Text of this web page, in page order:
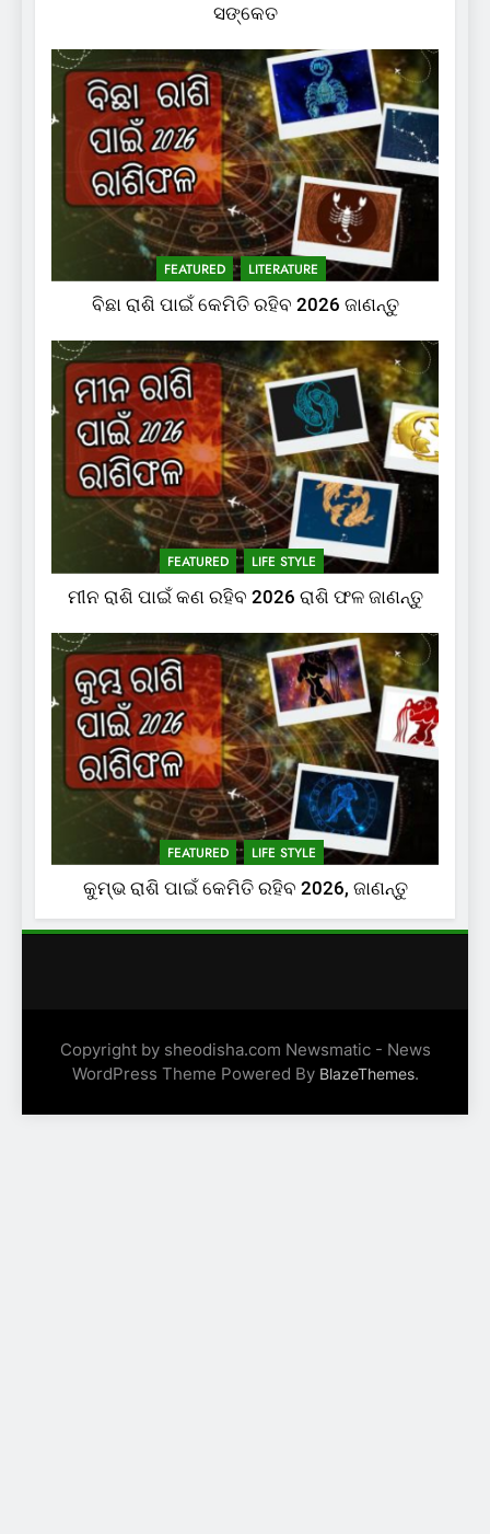
ସଙ୍କେତ
FEATURED LITERATURE
ବିଛା ରାଶି ପାଇଁ କେମିତି ରହିବ 2026 ଜାଣନ୍ତୁ
FEATURED LIFE STYLE
ମୀନ ରାଶି ପାଇଁ କଣ ରହିବ 2026 ରାଶି ଫଳ ଜାଣନ୍ତୁ
FEATURED LIFE STYLE
କୁମ୍ଭ ରାଶି ପାଇଁ କେମିତି ରହିବ 2026, ଜାଣନ୍ତୁ
Copyright by sheodisha.com Newsmatic - News
WordPress Theme Powered By BlazeThemes.